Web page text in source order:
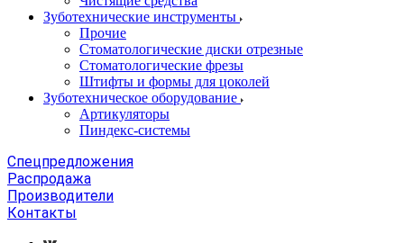
Зуботехнические инструменты
Прочие
Стоматологические диски отрезные
Стоматологические фрезы
Штифты и формы для цоколей
Зуботехническое оборудование
Артикуляторы
Пиндекс-системы
Спецпредложения
Распродажа
Производители
Контакты